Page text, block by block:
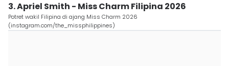
3. Apriel Smith - Miss Charm Filipina 2026
Potret wakil Filipina di ajang Miss Charm 2026
(instagram.com/the_missphilippines)